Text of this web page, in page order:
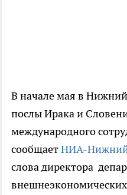
В начале мая в
послы Ирака и
международного
сообщаетНИА-
слова директора